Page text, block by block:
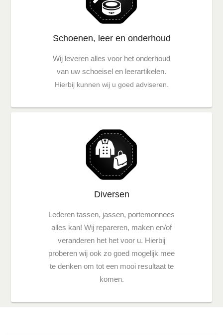
Schoenen, leer en onderhoud
Wij leveren alles voor het onderhoud
van uw schoeisel en leerartikelen.
Hierbij kunnen wij u goed adviseren.
Diversen
Lederen tassen, jassen, portemonnees
alles kan! Wij repareren, maken en/of
veranderen het het voor u. Hierbij
proberen wij ook zo goed mogelijk mee
te denken om tot een mooi resultaat te
komen.